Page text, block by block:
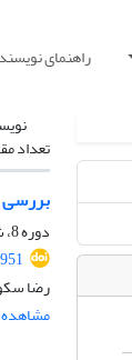
راهنمای
تعداد
بررسی
دوره 8، شماره 14، بهار 1395، صفحه
رضا
مشاهده